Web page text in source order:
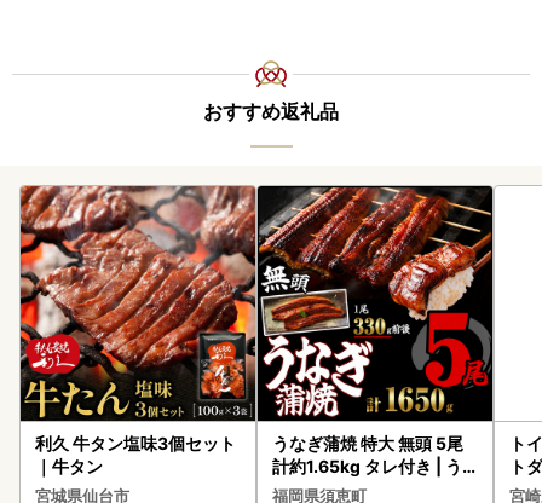
おすすめ返礼品
利久 牛タン塩味3個セット
｜牛タン
宮城県仙台市
うなぎ蒲焼 特大 無頭 5尾
計約1.65kg タレ付き | う
なぎ蒲焼
福岡県須恵町
ト
ト
速
宮